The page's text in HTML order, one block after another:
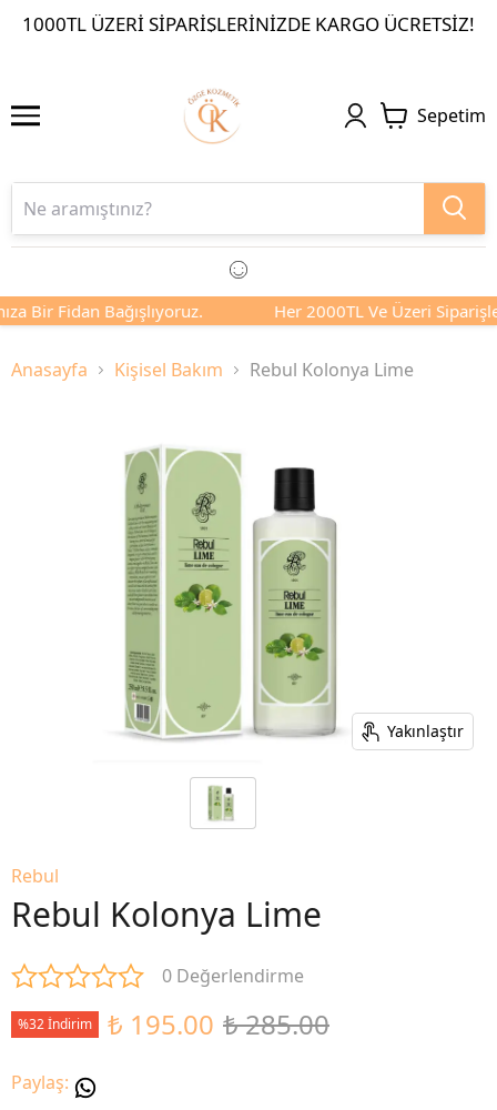
1000TL ÜZERI SIPARIŞLERINIZDE KARGO ÜCRETSIZ!
Sepetim
Bir Fidan Bağışlıyoruz. Her 2000TL Ve Üzeri
Anasayfa Kişisel Bakım Rebul Kolonya Lime
Yakınlaştır
Rebul
Rebul Kolonya Lime
0 Değerlendirme
%32 İndirim ₺ 195.00 ₺ 285.00
Paylaş: